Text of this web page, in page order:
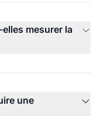
mesurer la
une